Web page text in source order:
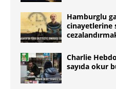
Hamburglu
cinayetlerine
Charlie
sayıda okur